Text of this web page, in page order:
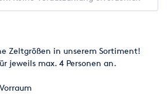
Zeltgrößen in unserem Sortiment!
jeweils max. 4 Personen an.